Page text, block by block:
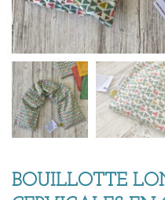
BOUILLOTTE